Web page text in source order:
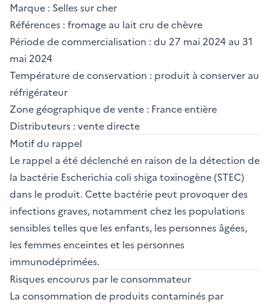
Marque : Selles sur cher
Références : fromage au lait cru de chèvre
Période de commercialisation : du 27 mai 2024 au 31
mai 2024
Température de conservation : produit à conserver au
réfrigérateur
Zone géographique de vente : France entière
Distributeurs : vente directe
Motif du rappel
Le rappel a été déclenché en raison de la détection de
la bactérie Escherichia coli shiga toxinogène (STEC)
dans le produit. Cette bactérie peut provoquer des
infections graves, notamment chez les populations
sensibles telles que les enfants, les personnes âgées,
les femmes enceintes et les personnes
immunodéprimées.
Risques encourus par le consommateur
La consommation de produits contaminés par